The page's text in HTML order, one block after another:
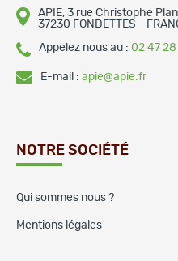
APIE, 3 rue Christophe
37230 FONDETTES -
Appelez nous au : 02 47 28
E-mail : apie@apie.fr
NOTRE SOCIÉTÉ
Qui sommes nous ?
Mentions légales